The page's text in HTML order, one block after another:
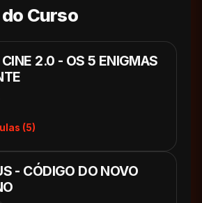
Curso
CINE 2.0 - OS 5 ENIGMAS
(5)
- CÓDIGO DO NOVO